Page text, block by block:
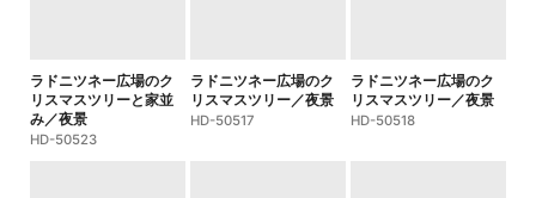
ラドニツネー広場のク
リスマスツリーと家並
み／夜景
HD-50523
ラドニツネー広場のク
リスマスツリー／夜景
HD-50517
ラドニツネー広場のク
リスマスツリー／夜景
HD-50518